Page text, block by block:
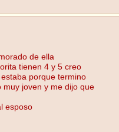
de ella
tienen 4 y 5 creo
porque termino
muy joven y me dijo que
esposo